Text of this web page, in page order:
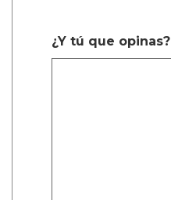
¿Y tú que opinas?